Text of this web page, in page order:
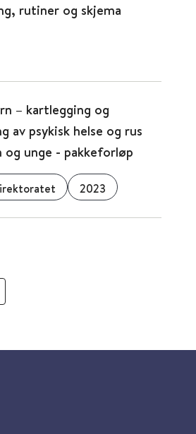
rutiner og skjema
– kartlegging og
av psykisk helse og rus
og unge - pakkeforløp
2023